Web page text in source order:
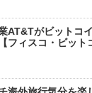
AT&Tがビットコイ
フィスコ・ビット